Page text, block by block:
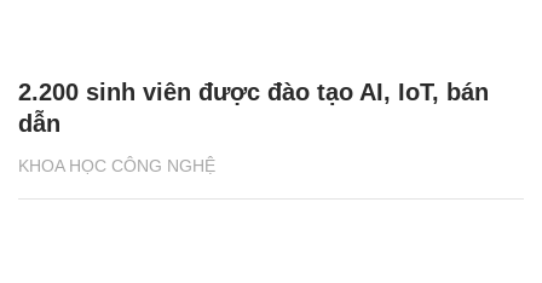
KHOA HỌC CÔNG NGHỆ
2.200 sinh viên được đào tạo AI, IoT, bán
dẫn